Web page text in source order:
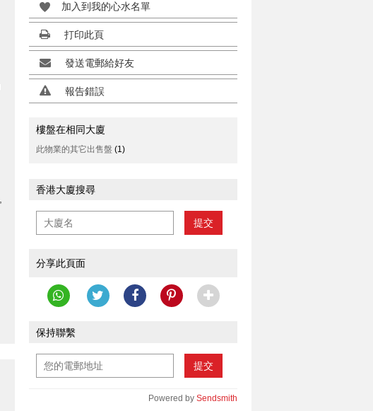
加入到我的心水名單
打印此頁
發送電郵給好友
報告錯誤
樓盤在相同大廈
此物業的其它出售盤 (1)
香港大廈搜尋
提交
分享此頁面
保持聯繫
提交
Powered by Sendsmith